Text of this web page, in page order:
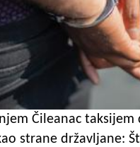
Čileanac taksijem
strane državljane: